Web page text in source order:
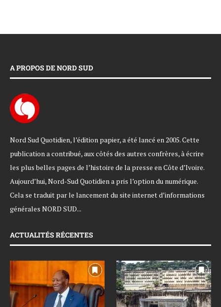
A PROPOS DE NORD SUD
Nord Sud Quotidien, l’édition papier, a été lancé en 2005. Cette
publication a contribué, aux côtés des autres confrères, à écrire
les plus belles pages de l’histoire de la presse en Côte d’Ivoire.
Aujourd’hui, Nord-Sud Quotidien a pris l’option du numérique.
Cela se traduit par le lancement du site internet d’informations
générales NORD SUD...
ACTUALITÉS RÉCENTES